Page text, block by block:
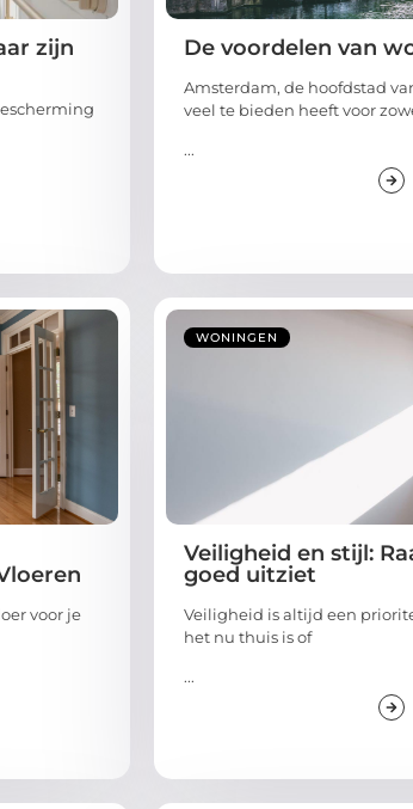
zijn
De voordelen van
Amsterdam, de hoofdstad
veel te bieden heeft voor
...
voor je
WONINGEN
Veiligheid en stijl:
goed uitziet
Veiligheid is altijd een
het nu thuis is of
...